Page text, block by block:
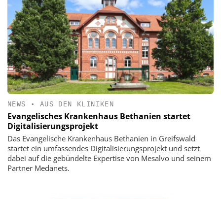
NEWS • AUS DEN KLINIKEN
Evangelisches Krankenhaus Bethanien startet
Digitalisierungsprojekt
Das Evangelische Krankenhaus Bethanien in Greifswald
startet ein umfassendes Digitalisierungsprojekt und setzt
dabei auf die gebündelte Expertise von Mesalvo und seinem
Partner Medanets.